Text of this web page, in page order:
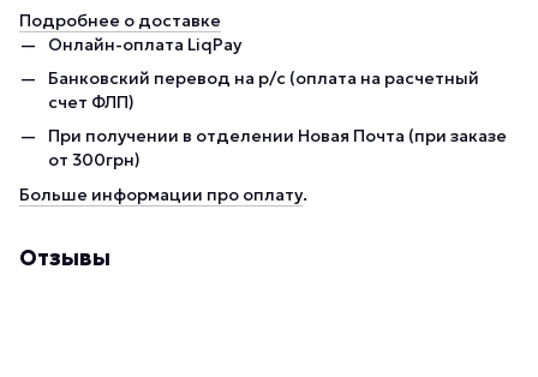
Подробнее о доставке
Онлайн-оплата LiqPay
Банковский перевод на р/с (оплата на расчетный
счет ФЛП)
При получении в отделении Новая Почта (при заказе
от 300грн)
Больше информации про оплату.
Отзывы